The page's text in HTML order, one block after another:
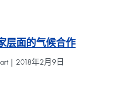
层面的气候合作
| 2018年2月9日